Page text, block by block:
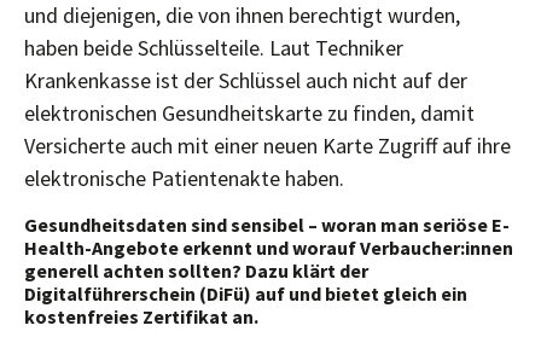
und diejenigen, die von ihnen berechtigt wurden,
haben beide Schlüsselteile. Laut Techniker
Krankenkasse ist der Schlüssel auch nicht auf der
elektronischen Gesundheitskarte zu finden, damit
Versicherte auch mit einer neuen Karte Zugriff auf ihre
elektronische Patientenakte haben.
Gesundheitsdaten sind sensibel – woran man seriöse E-
Health-Angebote erkennt und worauf Verbaucher:innen
generell achten sollten? Dazu klärt der
Digitalführerschein (DiFü) auf und bietet gleich ein
kostenfreies Zertifikat an.